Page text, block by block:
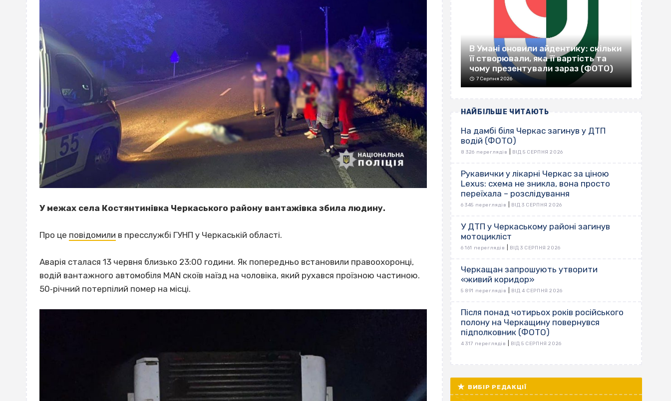
У межах села Костянтинівка Черкаського району вантажівка збила людину.
Про це повідомили в пресслужбі ГУНП у Черкаській області.
Аварія сталася 13 червня близько 23:00 години. Як попередньо встановили правоохоронці,
водій вантажного автомобіля MAN скоїв наїзд на чоловіка, який рухався проїзною частиною.
50‐річний потерпілий помер на місці.
В Умані оновили айдентику: скільки
її створювали, яка її вартість та
чому презентували зараз (ФОТО)
7 Серпня 2026
НАЙБІЛЬШЕ ЧИТАЮТЬ
На дамбі біля Черкас загинув у ДТП
водій (ФОТО)
8 326 переглядів ВІД 5 СЕРПНЯ 2026
Рукавички у лікарні Черкас за ціною
Lexus: схема не зникла, вона просто
переїхала – розслідування
6 345 переглядів ВІД 3 СЕРПНЯ 2026
У ДТП у Черкаському районі загинув
мотоцикліст
6 161 переглядів ВІД 3 СЕРПНЯ 2026
Черкащан запрошують утворити
«живий коридор»
5 891 переглядів ВІД 4 СЕРПНЯ 2026
Після понад чотирьох років російського
полону на Черкащину повернувся
підполковник (ФОТО)
4 317 переглядів ВІД 5 СЕРПНЯ 2026
ВИБІР РЕДАКЦІЇ